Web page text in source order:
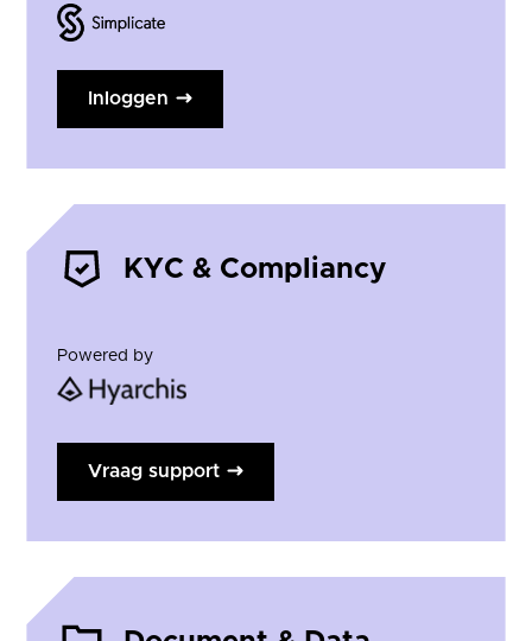
Inloggen
KYC & Compliancy
Powered by
Vraag support